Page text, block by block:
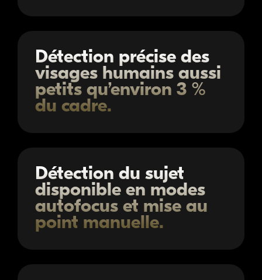
Détection précise des
visages humains aussi
petits qu’environ 3 %
du cadre.
Détection du sujet
disponible en modes
autofocus et mise au
point manuelle.